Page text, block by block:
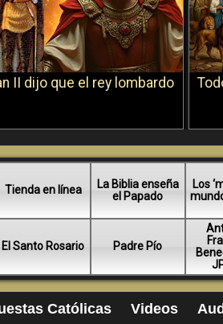
II dijo que el rey lombardo
Tienda en línea
La Biblia enseña
el Papado
Los
El Santo Rosario Padre Pío
Católicas Videos